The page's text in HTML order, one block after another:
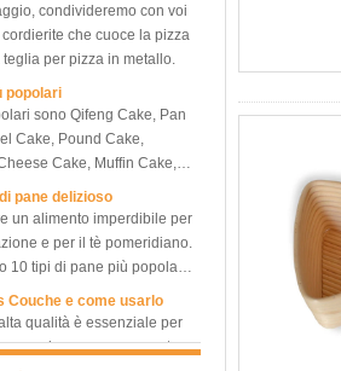
Forno a convezione per
rotante a 10 teglie
Forno Elettrico Per Cottura
Convezione Commerciale A
8 Teglie
da poter scegliere la
adatta, oppure scegliere di
con diverse
le migliori
e la massima efficienza
sui costi per
e risparmiare il più
che cuoce la pizza
per pizza in metallo.
popolari
sono Qifeng Cake, Pan
Cake, Pound Cake,
Cake, Muffin Cake,
pane delizioso
un alimento imperdibile per
e per il tè pomeridiano.
10 tipi di pane più popolari
Couche e come usarlo
qualità è essenziale per
un passaporto
couche da forno,